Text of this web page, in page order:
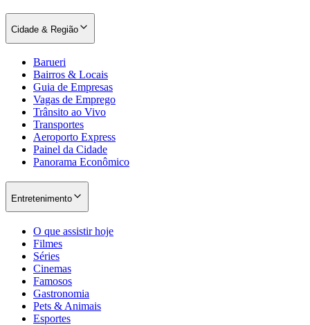
Cidade & Região
Barueri
Bairros & Locais
Guia de Empresas
Vagas de Emprego
Trânsito ao Vivo
Transportes
Aeroporto Express
Painel da Cidade
Panorama Econômico
Entretenimento
O que assistir hoje
Filmes
Séries
Cinemas
Famosos
Gastronomia
Pets & Animais
Esportes